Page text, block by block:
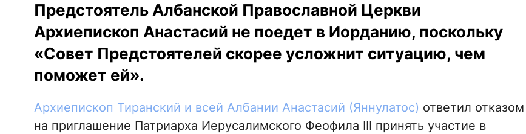
Предстоятель Албанской Православной Церкви
Архиепископ Анастасий не поедет в Иорданию, поскольку
«Совет Предстоятелей скорее усложнит ситуацию, чем
поможет ей».
Архиепископ Тиранский и всей Албании Анастасий (Яннулатос) ответил отказом
на приглашение Патриарха Иерусалимского Феофила III принять участие в